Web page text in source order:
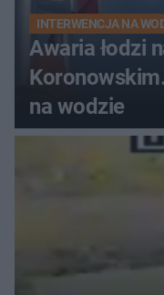
INTERWENCJA NA
Awaria łodzi
na wodzie